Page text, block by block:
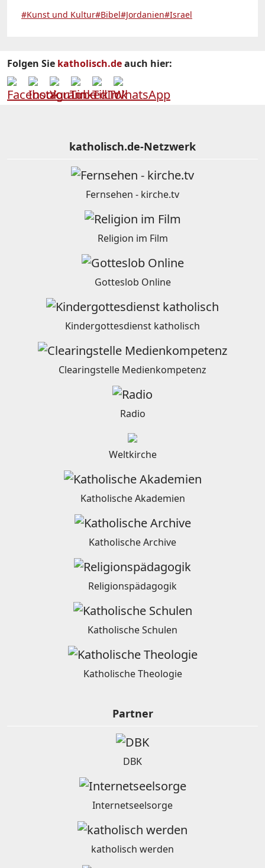
#Kunst und Kultur#Bibel#Jordanien#Israel
Folgen Sie katholisch.deauch hier:
katholisch.de-Netzwerk
Fernsehen - kirche.tv
Religion im Film
Gotteslob Online
Kindergottesdienst katholisch
Clearingstelle Medienkompetenz
Radio
Weltkirche
Katholische Akademien
Katholische Archive
Religionspädagogik
Katholische Schulen
Katholische Theologie
Partner
DBK
Internetseelsorge
katholisch werden